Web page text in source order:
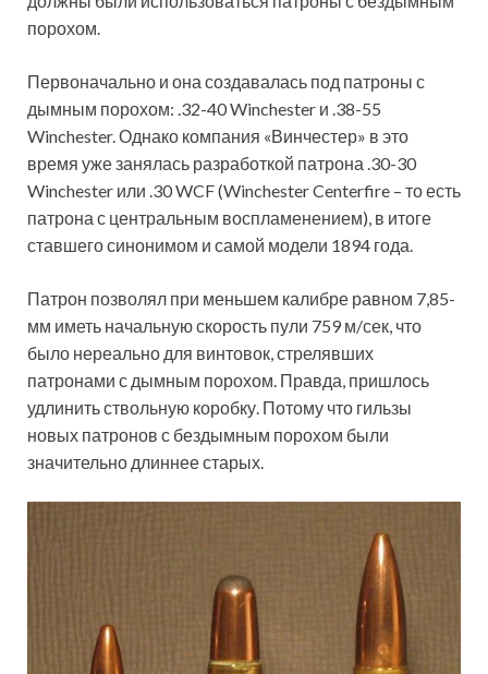
порохом.
Первоначально и она создавалась под патроны с
дымным порохом: .32-40 Winchester и .38-55
Winchester. Однако компания «Винчестер» в это
время уже занялась разработкой патрона .30-30
Winchester или .30 WCF (Winchester Centerfire – то есть
патрона с центральным воспламенением), в итоге
ставшего синонимом и самой модели 1894 года.
Патрон позволял при меньшем калибре равном 7,85-
мм иметь начальную скорость пули 759 м/сек, что
было нереально для винтовок, стрелявших
патронами с дымным порохом. Правда, пришлось
удлинить ствольную коробку. Потому что гильзы
новых патронов с бездымным порохом были
значительно длиннее старых.